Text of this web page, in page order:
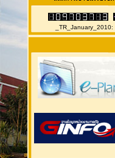
_TR_January_2010: